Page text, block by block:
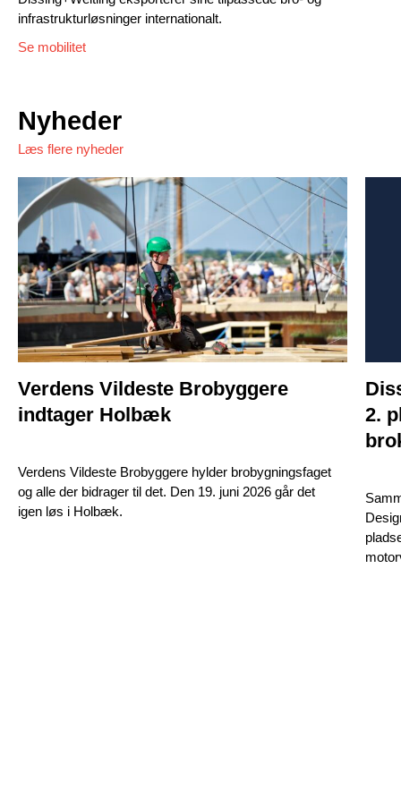
infrastrukturløsninger internationalt.
Se mobilitet
Nyheder
Læs flere nyheder
Verdens Vildeste Brobyggere
indtager Holbæk
Verdens Vildeste Brobyggere hylder brobygningsfaget
og alle der bidrager til det. Den 19. juni 2026 går det
igen løs i Holbæk.
2.